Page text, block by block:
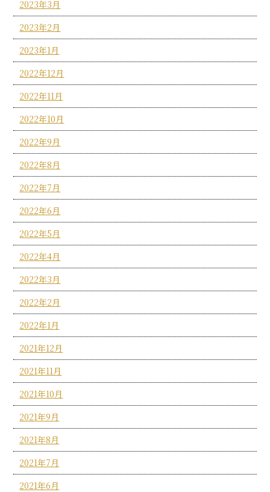
2023年3月
2023年2月
2023年1月
2022年12月
2022年11月
2022年10月
2022年9月
2022年8月
2022年7月
2022年6月
2022年5月
2022年4月
2022年3月
2022年2月
2022年1月
2021年12月
2021年11月
2021年10月
2021年9月
2021年8月
2021年7月
2021年6月